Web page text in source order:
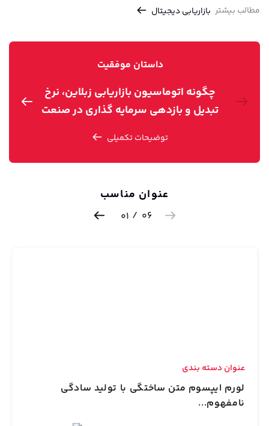
مطالب بیشتر بازاریابی دیجیتال
داستان موفقیت
چگونه اتوماسیون بازاریابی زبلاین، نرخ
تبدیل و بازدهی سرمایه گذاری در صنعت
توضیحات تکمیلی
عنوان مناسب
06
/
عنوان دسته بندی
لورم ایپسوم متن ساختگی با تولید سادگی
نامفهوم...